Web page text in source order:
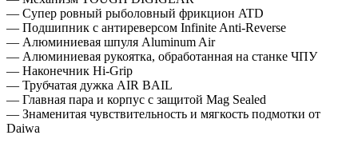
— Супер ровный рыболовный фрикцион ATD
— Подшипник с антиреверсом Infinite Anti-Reverse
— Алюминиевая шпуля Aluminum Air
— Алюминиевая рукоятка, обработанная на станке ЧПУ
— Наконечник Hi-Grip
— Трубчатая дужка AIR BAIL
— Главная пара и корпус с защитой Mag Sealed
— Знаменитая чувствительность и мягкость подмотки от
Daiwa